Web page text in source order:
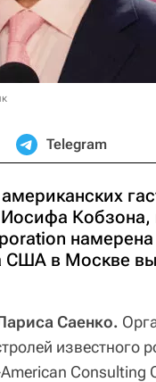
Telegram
Иосифа
намерена
США в Москве
Саенко.
известного
Consulting